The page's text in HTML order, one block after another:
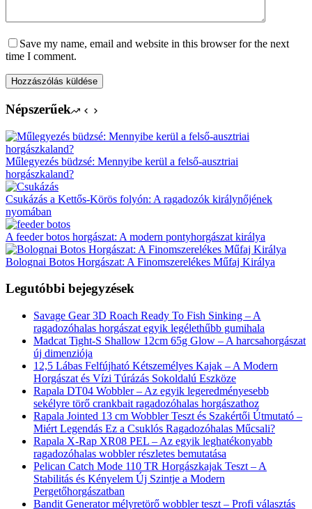
Save my name, email and website in this browser for the next
time I comment.
Hozzászólás küldése
Népszerűek
Műlegyezés büdzsé: Mennyibe kerül a felső-ausztriai
horgászkaland?
Csukázás a Kettős-Körös folyón: A ragadozók királynőjének
nyomában
A feeder botos horgászat: A modern pontyhorgászat királya
Bolognai Botos Horgászat: A Finomszerelékes Műfaj Királya
Legutóbbi bejegyzések
Savage Gear 3D Roach Ready To Fish Sinking – A
ragadozóhalas horgászat egyik legélethűbb gumihala
Madcat Tight-S Shallow 12cm 65g Glow – A harcsahorgászat
új dimenziója
12,5 Lábas Felfújható Kétszemélyes Kajak – A Modern
Horgászat és Vízi Túrázás Sokoldalú Eszköze
Rapala DT04 Wobbler – Az egyik legeredményesebb
sekélyre törő crankbait ragadozóhalas horgászathoz
Rapala Jointed 13 cm Wobbler Teszt és Szakértői Útmutató –
Miért Legendás Ez a Csuklós Ragadozóhalas Műcsali?
Rapala X-Rap XR08 PEL – Az egyik leghatékonyabb
ragadozóhalas wobbler részletes bemutatása
Pelican Catch Mode 110 TR Horgászkajak Teszt – A
Stabilitás és Kényelem Új Szintje a Modern
Pergetőhorgászatban
Bandit Generator mélyretörő wobbler teszt – Profi választás